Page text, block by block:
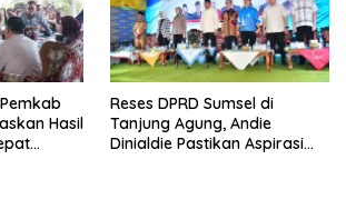
Hasil
Reses DPRD Sumsel di
Tanjung Agung, Andie
Dinialdie Pastikan Aspirasi